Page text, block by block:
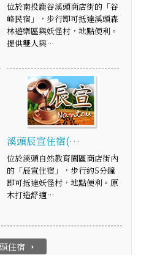
位於南投鹿谷溪頭商店街的「谷
峰民宿」，步行即可抵達溪頭森
林遊樂區與妖怪村，地點便利。
提供雙人與…
溪頭辰宣住宿(…
位於溪頭自然教育園區商店街內
的「辰宣住宿」，步行約5分鐘
即可抵達妖怪村，地點便利。原
木打造舒適…
住宿 arrow_right